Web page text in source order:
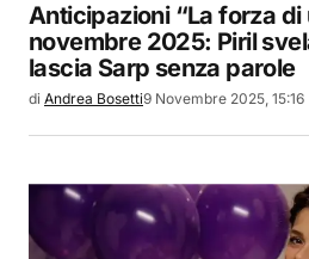
Anticipazioni “La forza di
novembre 2025: Piril
lascia Sarp senza parole
di Andrea Bosetti9 Novembre 2025, 15:16